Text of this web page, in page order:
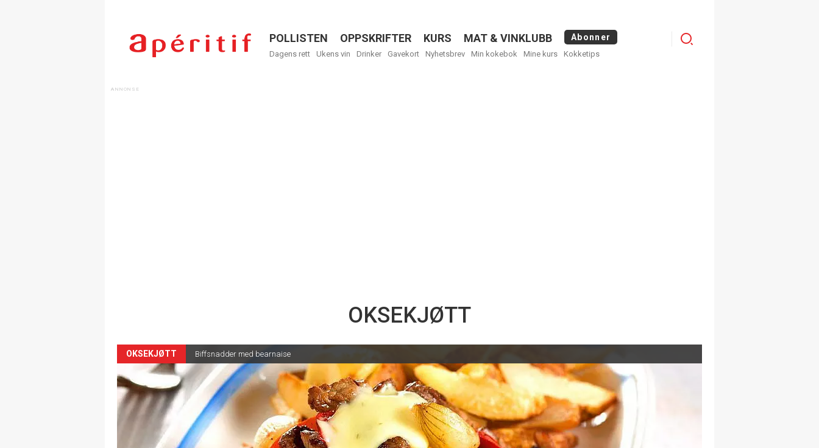
Menu
POLLISTEN OPPSKRIFTER KURS MAT & VINKLUBB Abonner
Dagens rett Ukens vin Drinker Gavekort Nyhetsbrev Min kokebok Mine kurs Kokketips
Logg
OKSEKJØTT
OKSEKJØTT Biffsnadder med bearnaise